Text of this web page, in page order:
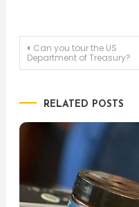
Post
Can you tour the US
Department of Treasury?
RELATED POSTS